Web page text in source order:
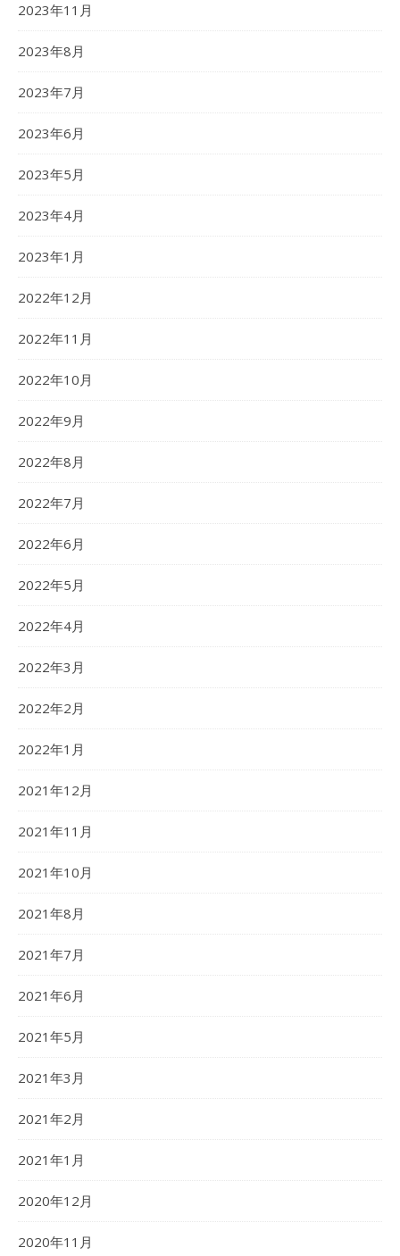
2023年11月
2023年8月
2023年7月
2023年6月
2023年5月
2023年4月
2023年1月
2022年12月
2022年11月
2022年10月
2022年9月
2022年8月
2022年7月
2022年6月
2022年5月
2022年4月
2022年3月
2022年2月
2022年1月
2021年12月
2021年11月
2021年10月
2021年8月
2021年7月
2021年6月
2021年5月
2021年3月
2021年2月
2021年1月
2020年12月
2020年11月